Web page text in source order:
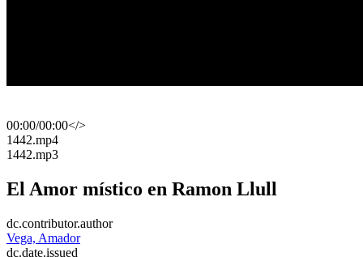
00:00/00:00</>
​1442.mp4
​1442.mp3
El Amor místico en Ramon Llull
dc.contributor.author
Vega, Amador
dc.date.issued